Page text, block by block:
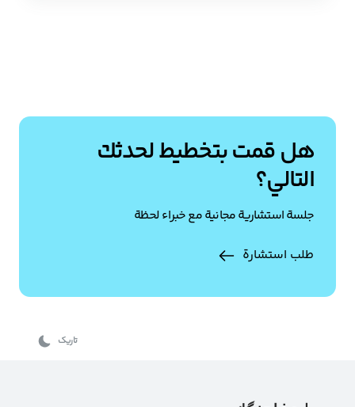
هل قمت بتخطيط لحدثك
التالي؟
جلسة استشارية مجانية مع خبراء لحظة
طلب استشارة
تاریک